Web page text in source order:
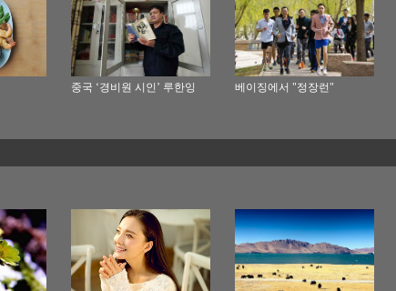
중국 ‘경비원 시인’ 루한잉 베이징에서 "정장런"